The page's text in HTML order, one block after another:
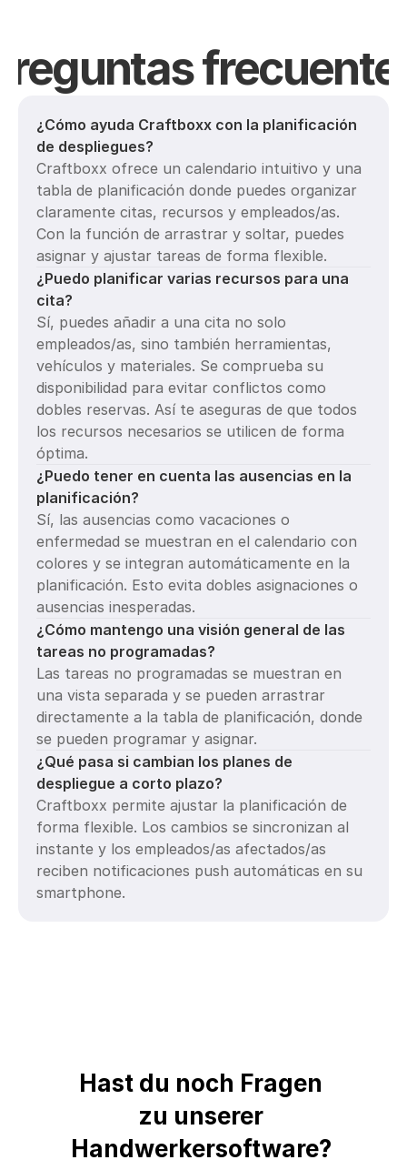
¿Cómo ayuda Craftboxx con la planificación
de despliegues?
Craftboxx ofrece un calendario intuitivo y una
tabla de planificación donde puedes organizar
claramente citas, recursos y empleados/as.
Con la función de arrastrar y soltar, puedes
asignar y ajustar tareas de forma flexible.
¿Puedo planificar varias recursos para una
cita?
Sí, puedes añadir a una cita no solo
empleados/as, sino también herramientas,
vehículos y materiales. Se comprueba su
disponibilidad para evitar conflictos como
dobles reservas. Así te aseguras de que todos
los recursos necesarios se utilicen de forma
óptima.
¿Puedo tener en cuenta las ausencias en la
planificación?
Sí, las ausencias como vacaciones o
enfermedad se muestran en el calendario con
colores y se integran automáticamente en la
planificación. Esto evita dobles asignaciones o
ausencias inesperadas.
¿Cómo mantengo una visión general de las
tareas no programadas?
Las tareas no programadas se muestran en
una vista separada y se pueden arrastrar
directamente a la tabla de planificación, donde
se pueden programar y asignar.
¿Qué pasa si cambian los planes de
despliegue a corto plazo?
Craftboxx permite ajustar la planificación de
forma flexible. Los cambios se sincronizan al
instante y los empleados/as afectados/as
reciben notificaciones push automáticas en su
smartphone.
Hast du noch Fragen
zu unserer
Handwerkersoftware?